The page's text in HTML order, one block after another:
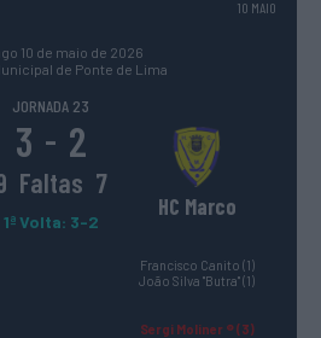
10 MAIO
10 de maio de 2026
de Ponte de Lima
JORNADA 23
3 - 2
Faltas 7
1ª Volta: 3-2
HC Marco
Francisco Canito (1)
João Silva "Butra" (1)
Sergi Moliner ® (3)